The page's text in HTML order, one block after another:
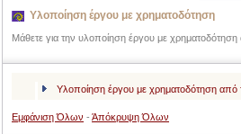
Υλοποίηση έργου με χρηματοδότηση
Μάθετε για την υλοποίηση έργου με
Υλοποίηση έργου με χρηματοδότηση από
Εμφάνιση Όλων - Άπόκρυψη Όλων